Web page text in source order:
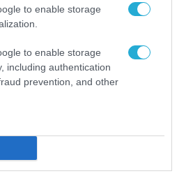
to enable storage
to enable storage
including authentication
prevention, and other